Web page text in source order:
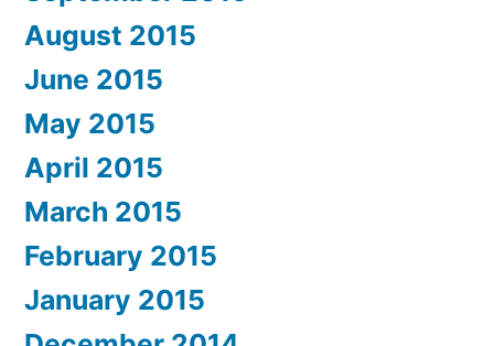
August 2015
June 2015
May 2015
April 2015
March 2015
February 2015
January 2015